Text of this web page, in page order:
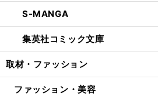
S-MANGA
集英社コミック文庫
取材・ファッション
ファッション・美容